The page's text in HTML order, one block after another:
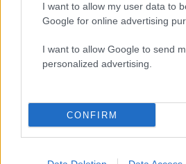
I want to allow my user data to
Google for online advertising
I want to allow Google to send
personalized advertising.
CONFIRM
Υποβολή
Πολιτική Απορρήτου
Όροι Χρήσης
Ελλάδα